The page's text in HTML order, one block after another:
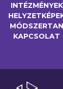
INTÉZMÉNYEK
MÓDSZERTAN
KAPCSOLAT